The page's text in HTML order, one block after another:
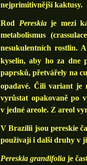
nejprimitivnější kaktusy.
Rod Pereskiaje mezi
metabolismus
nesukulentních rostlin.
kyselin, aby ho za dne
paprsků, přetvářely na
opadavé. Čili variant je
vyrůstat opakovaně po
v jedné areole. Z areol
V Brazílii jsou pereskie
používají i další druhy v
Pereskia grandifolia je